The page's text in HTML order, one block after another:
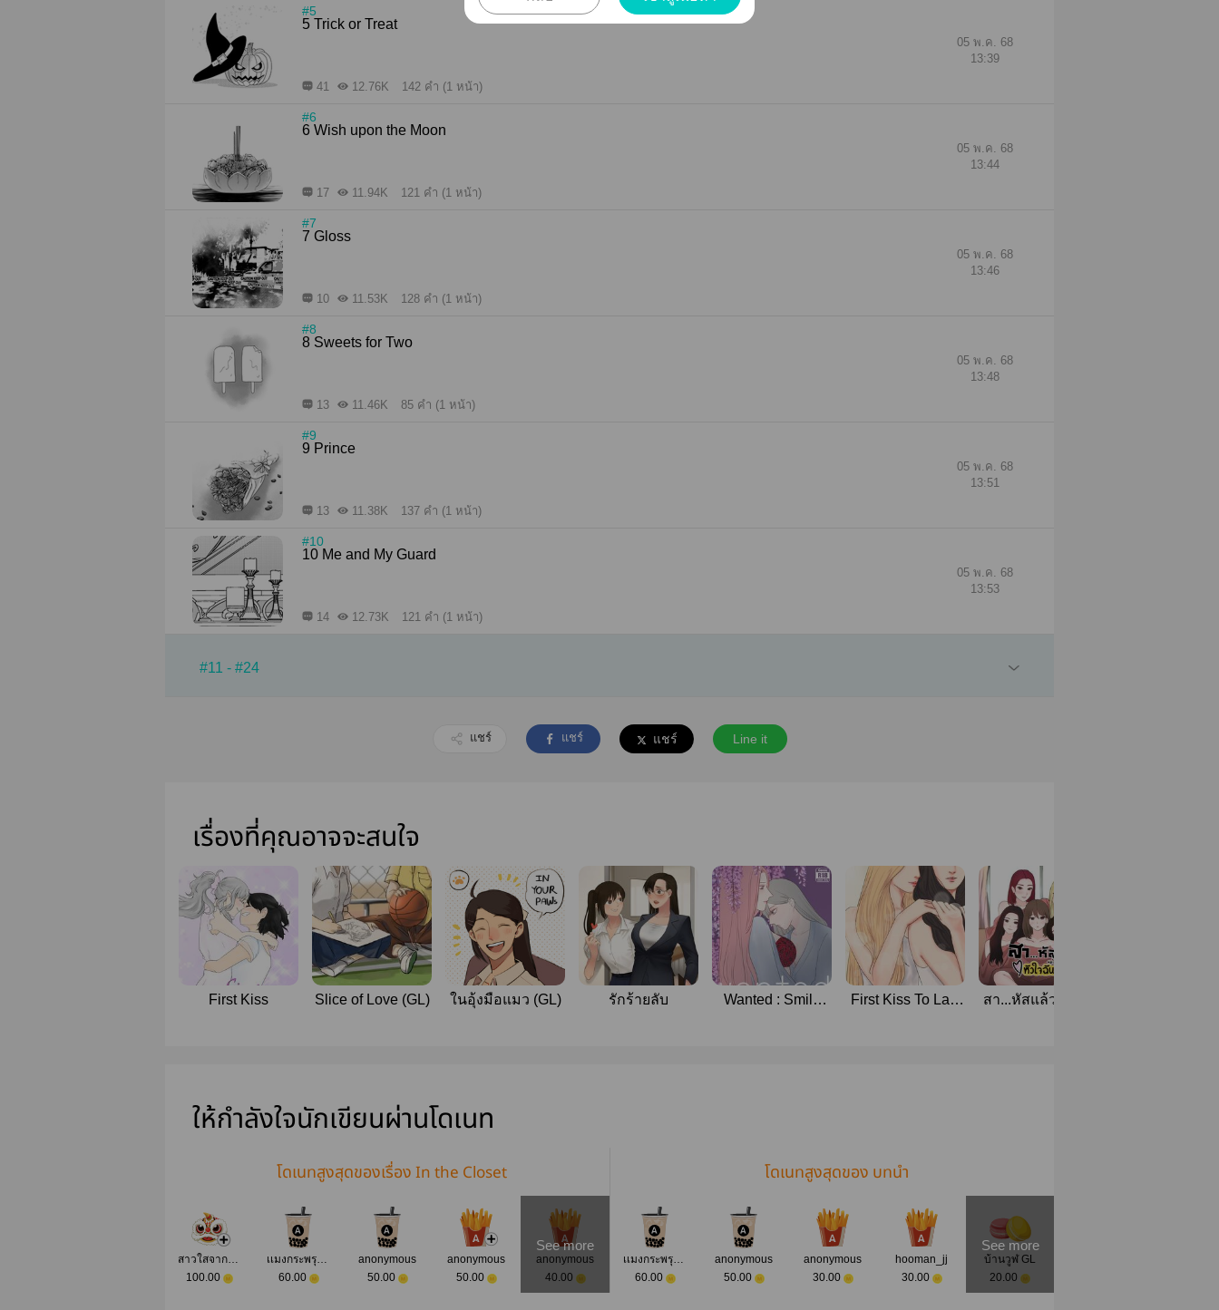
#5
5 Trick or Treat
41 12.76K 142 คำ (1 หน้า)
05 พ.ค. 68
13:39
#6
6 Wish upon the Moon
17 11.94K 121 คำ (1 หน้า)
05 พ.ค. 68
13:44
#7
7 Gloss
10 11.53K 128 คำ (1 หน้า)
05 พ.ค. 68
13:46
#8
8 Sweets for Two
13 11.46K 85 คำ (1 หน้า)
05 พ.ค. 68
13:48
#9
9 Prince
13 11.38K 137 คำ (1 หน้า)
05 พ.ค. 68
13:51
#10
10 Me and My Guard
14 12.73K 121 คำ (1 หน้า)
05 พ.ค. 68
13:53
#11 - #24
แชร์ แชร์ แชร์ Line it
เรื่องที่คุณอาจจะสนใจ
First Kiss Slice of Love (GL) ในอุ้งมือแมว (GL) รักร้ายลับ
Wanted : Smile
First Kiss To Last
สา...หัสแล้ว หัวใจ
ให้กำลังใจนักเขียนผ่านโดเนท
โดเนทสูงสุดของเรื่อง In the Closet
สาวใสจากไร่ลาเวนเดอร์
100.00
เเมงกระพรุน น้อย
60.00
anonymous
50.00
anonymous
50.00
See more
anonymous
40.00
โดเนทสูงสุดของ บทนำ
เเมงกระพรุน น้อย
60.00
anonymous
50.00
anonymous
30.00
hooman_jj
30.00
See more
บ้านวูฬ GL
20.00